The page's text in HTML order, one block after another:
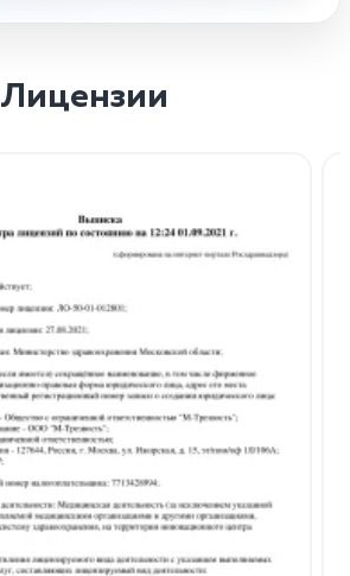
Лицензии